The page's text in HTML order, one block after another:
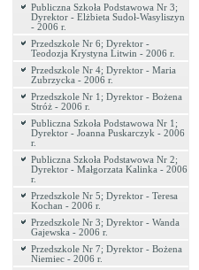
Publiczna Szkoła Podstawowa Nr 3;
Dyrektor - Elżbieta Sudoł-Wasyliszyn
- 2006 r.
Przedszkole Nr 6; Dyrektor -
Teodozja Krystyna Litwin - 2006 r.
Przedszkole Nr 4; Dyrektor - Maria
Zubrzycka - 2006 r.
Przedszkole Nr 1; Dyrektor - Bożena
Stróż - 2006 r.
Publiczna Szkoła Podstawowa Nr 1;
Dyrektor - Joanna Puskarczyk - 2006
r.
Publiczna Szkoła Podstawowa Nr 2;
Dyrektor - Małgorzata Kalinka - 2006
r.
Przedszkole Nr 5; Dyrektor - Teresa
Kochan - 2006 r.
Przedszkole Nr 3; Dyrektor - Wanda
Gajewska - 2006 r.
Przedszkole Nr 7; Dyrektor - Bożena
Niemiec - 2006 r.